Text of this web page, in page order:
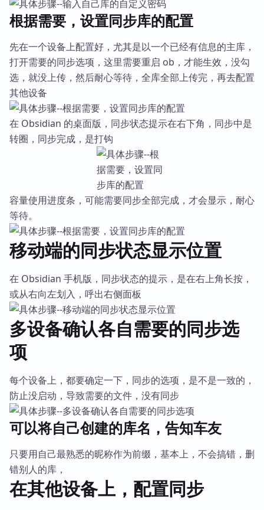
根据需要，设置同步库的配置
先在一个设备上配置好，尤其是以一个已经有信息的主库，
打开需要的同步选项，这里需要重启 ob，才能生效，没勾
选，就没上传，然后耐心等待，全库全部上传完，再去配置
其他设备
在 Obsidian 的桌面版，同步状态提示在右下角，同步中是
转圈，同步完成，是打钩
容量使用进度条，可能需要同步全部完成，才会显示，耐心
等待。
移动端的同步状态显示位置
在 Obsidian 手机版，同步状态的提示，是在右上角长按，
或从右向左划入，呼出右侧面板
多设备确认各自需要的同步选
项
每个设备上，都要确定一下，同步的选项，是不是一致的，
防止没启动，导致需要的文件，没有同步
可以将自己创建的库名，告知车友
只要用自己最熟悉的昵称作为前缀，基本上，不会搞错，删
错别人的库，
在其他设备上，配置同步